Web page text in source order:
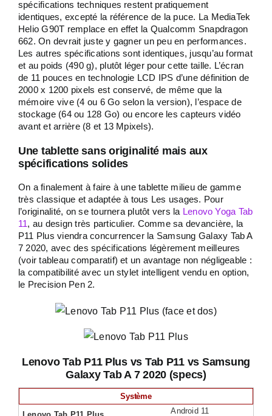
spécifications techniques restent pratiquement
identiques, excepté la référence de la puce. La MediaTek
Helio G90T remplace en effet la Qualcomm Snapdragon
662. On devrait juste y gagner un peu en performances.
Les autres spécifications sont identiques, jusqu’au format
et au poids (490 g), plutôt léger pour cette taille. L’écran
de 11 pouces en technologie LCD IPS d’une définition de
2000 x 1200 pixels est conservé, de même que la
mémoire vive (4 ou 6 Go selon la version), l’espace de
stockage (64 ou 128 Go) ou encore les capteurs vidéo
avant et arrière (8 et 13 Mpixels).
Une tablette sans originalité mais aux
spécifications solides
On a finalement à faire à une tablette milieu de gamme
très classique et adaptée à tous Les usages. Pour
l’originalité, on se tournera plutôt vers la Lenovo Yoga Tab
11, au design très particulier. Comme sa devancière, la
P11 Plus viendra concurrencer la Samsung Galaxy Tab A
7 2020, avec des spécifications légèrement meilleures
(voir tableau comparatif) et un avantage non négligeable :
la compatibilité avec un stylet intelligent vendu en option,
le Precision Pen 2.
Lenovo Tab P11 Plus vs Tab P11 vs Samsung
Galaxy Tab A 7 2020 (specs)
Système
Android 11